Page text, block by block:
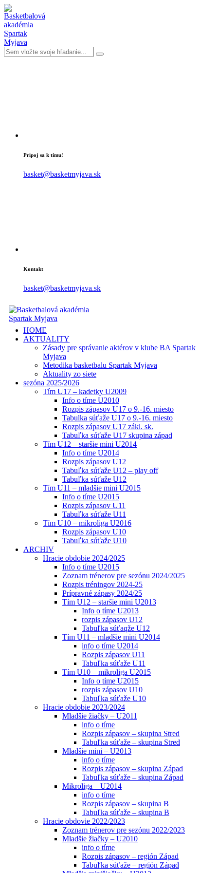
Pripoj sa k tímu!
basket@basketmyjava.sk
Kontakt
basket@basketmyjava.sk
HOME
AKTUALITY
Zásady pre správanie aktérov v klube BA Spartak
Myjava
Metodika basketbalu Spartak Myjava
Aktuality zo siete
sezóna 2025/2026
Tím U17 – kadetky U2009
Info o tíme U2010
Rozpis zápasov U17 o 9.-16. miesto
Tabulka súťaže U17 o 9.-16. miesto
Rozpis zápasov U17 zákl. sk.
Tabuľka súťaže U17 skupina západ
Tím U12 – staršie mini U2014
Info o tíme U2014
Rozpis zápasov U12
Tabuľka súťaže U12 – play off
Tabuľka súťaže U12
Tím U11 – mladšie mini U2015
Info o tíme U2015
Rozpis zápasov U11
Tabuľka súťaže U11
Tím U10 – mikroliga U2016
Rozpis zápasov U10
Tabuľka súťaže U10
ARCHIV
Hracie obdobie 2024/2025
Info o tíme U2015
Zoznam trénerov pre sezónu 2024/2025
Rozpis tréningov 2024-25
Prípravné zápasy 2024/25
Tím U12 – staršie mini U2013
Info o tíme U2013
rozpis zápasov U12
Tabuľka súťaqže U12
Tím U11 – mladšie mini U2014
info o tíme U2014
Rozpis zápasov U11
Tabuľka súťaže U11
Tím U10 – mikroliga U2015
Info o tíme U2015
rozpis zápasov U10
Tabuľka súťaže U10
Hracie obdobie 2023/2024
Mladšie žiačky – U2011
info o tíme
Rozpis zápasov – skupina Stred
Tabuľka súťaže – skupina Stred
Mladšie mini – U2013
info o tíme
Rozpis zápasov – skupina Západ
Tabuľka súťaže – skupina Západ
Mikroliga – U2014
info o tíme
Rozpis zápasov – skupina B
Tabuľka súťaže – skupina B
Hracie obdovie 2022/2023
Zoznam trénerov pre sezónu 2022/2023
Mladšie žiačky – U2010
info o tíme
Rozpis zápasov – región Západ
Tabuľka súťaže – región Západ